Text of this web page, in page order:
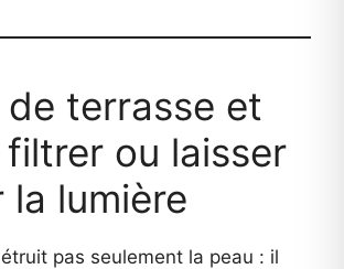
de terrasse et
filtrer ou laisser
la lumière
pas seulement la peau : il